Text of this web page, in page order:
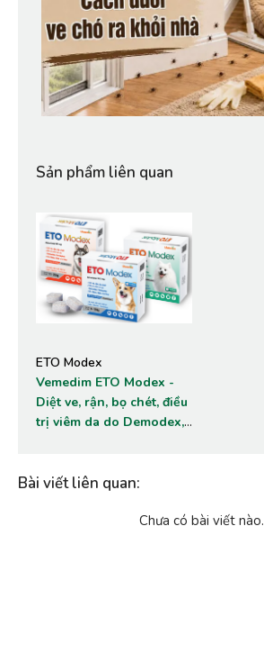
Sản phẩm liên quan
ETO Modex
Vemedim ETO Modex -
Diệt ve, rận, bọ chét, điều
trị viêm da do Demodex,
Bài viết liên quan:
Chưa có bài viết nào.